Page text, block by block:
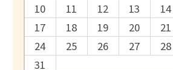
10
11 12 13 14
17
18 19 20 21
24
25 26 27 28
31